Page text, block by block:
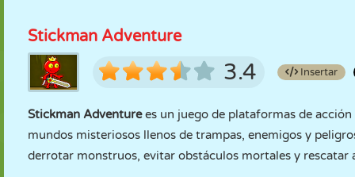
Stickman Adventure
3.4 Insertar
Stickman Adventurees un juego de plataformas de
mundos misteriosos llenos de trampas, enemigos y
derrotar monstruos, evitar obstáculos mortales y rescatar